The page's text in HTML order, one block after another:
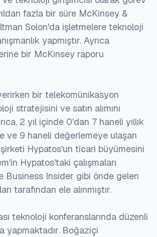
fazla bir süre McKinsey &
Solon'da işletmelere teknoloji
yapmıştır. Ayrıca
bir McKinsey raporu
bir telekomünikasyon
stratejisini ve satın alımını
2 yıl içinde 0'dan 7 haneli yıllık
ve 9 haneli değerlemeye ulaşan
Hypatos'un ticari büyümesini
Hypatos'taki çalışmaları
Business Insider gibi önde gelen
tarafından ele alınmıştır.
teknoloji konferanslarında düzenli
yapmaktadır. Boğaziçi